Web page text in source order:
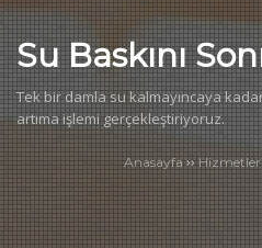
Su Baskını
Tek bir damla su kalmayıncaya
artıma işlemi gerçekleştiriyoruz.
Anasayfa ››